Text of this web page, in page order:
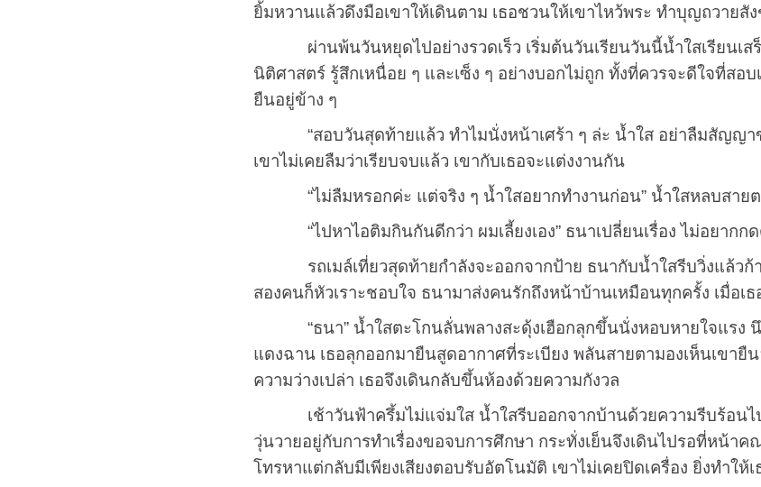
ยิ้มหวานแล้วดึงมือเขาให้เดินตาม เธอชวนให้เขาไหว้พระ ทำบุญถวาย
ผ่านพ้นวันหยุดไปอย่างรวดเร็ว เริ่มต้นวันเรียนวันนี้น้ำใสเรียนเสร็
นิติศาสตร์ รู้สึกเหนื่อย ๆ และเซ็ง ๆ อย่างบอกไม่ถูก ทั้งที่ควรจะดีใจที่สอ
ยืนอยู่ข้าง ๆ
“สอบวันสุดท้ายแล้ว ทำไมนั่งหน้าเศร้า ๆ ล่ะ น้ำใส อย่าลืมสัญญาข
เขาไม่เคยลืมว่าเรียบจบแล้ว เขากับเธอจะแต่งงานกัน
“ไม่ลืมหรอกค่ะ แต่จริง ๆ น้ำใสอยากทำงานก่อน” น้ำใสหลบสายตา
“ไปหาไอติมกินกันดีกว่า ผมเลี้ยงเอง” ธนาเปลี่ยนเรื่อง ไม่อยากกด
รถเมล์เที่ยวสุดท้ายกำลังจะออกจากป้าย ธนากับน้ำใสรีบวิ่งแล้วก้
สองคนก็หัวเราะชอบใจ ธนามาส่งคนรักถึงหน้าบ้านเหมือนทุกครั้ง เมื่อเ
“ธนา” น้ำใสตะโกนลั่นพลางสะดุ้งเฮือกลุกขึ้นนั่งหอบหายใจแรง นึ
แดงฉาน เธอลุกออกมายืนสูดอากาศที่ระเบียง พลันสายตามองเห็นเขา
ความว่างเปล่า เธอจึงเดินกลับขึ้นห้องด้วยความกังวล
เช้าวันฟ้าครึ้มไม่แจ่มใส น้ำใสรีบออกจากบ้านด้วยความรีบร้อนไป
วุ่นวายอยู่กับการทำเรื่องขอจบการศึกษา กระทั่งเย็นจึงเดินไปรอที่หน้า
โทรหาแต่กลับมีเพียงเสียงตอบรับอัตโนมัติ เขาไม่เคยปิดเครื่อง ยิ่งทำใ